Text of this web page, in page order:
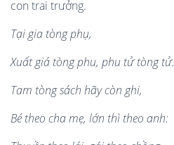
con trai trưởng.
Tại gia tòng phụ,
Xuất giá tòng phu, phu tử tòng tử.
Tam tòng sách hãy còn ghi,
Bé theo cha mẹ, lớn thì theo anh: